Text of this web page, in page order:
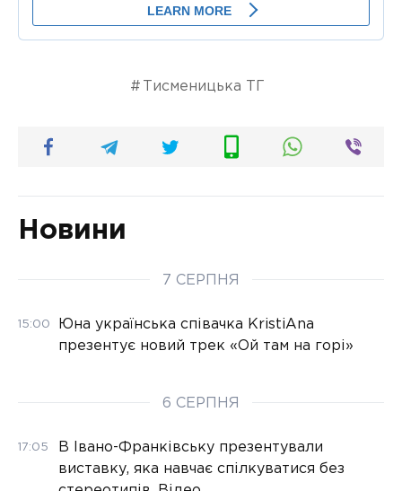
Тисменицька ТГ
Новини
7 СЕРПНЯ
15:00
Юна українська співачка KristiAna
презентує новий трек «Ой там на горі»
6 СЕРПНЯ
17:05
В Івано-Франківську презентували
виставку, яка навчає спілкуватися без